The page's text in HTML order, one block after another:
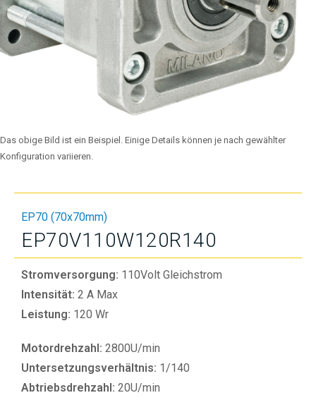
Das obige Bild ist ein Beispiel. Einige Details können je nach gewählter
Konfiguration variieren.
EP70 (70x70mm)
EP70V110W120R140
Stromversorgung: 110Volt Gleichstrom
Intensität: 2 A Max
Leistung: 120 Wr
Motordrehzahl: 2800U/min
Untersetzungsverhältnis: 1/140
Abtriebsdrehzahl: 20U/min